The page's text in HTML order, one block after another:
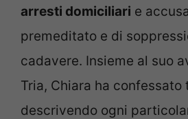
arresti domiciliari e
premeditato e di
cadavere. Insieme al suo
Tria, Chiara ha confessato
descrivendo ogni